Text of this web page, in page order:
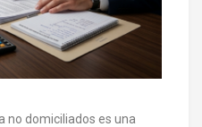
no domiciliados es una